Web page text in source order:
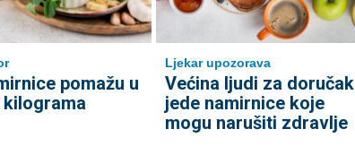
pomažu u
Ljekar upozorava
Većina ljudi za doručak
jede namirnice koje
mogu narušiti zdravlje